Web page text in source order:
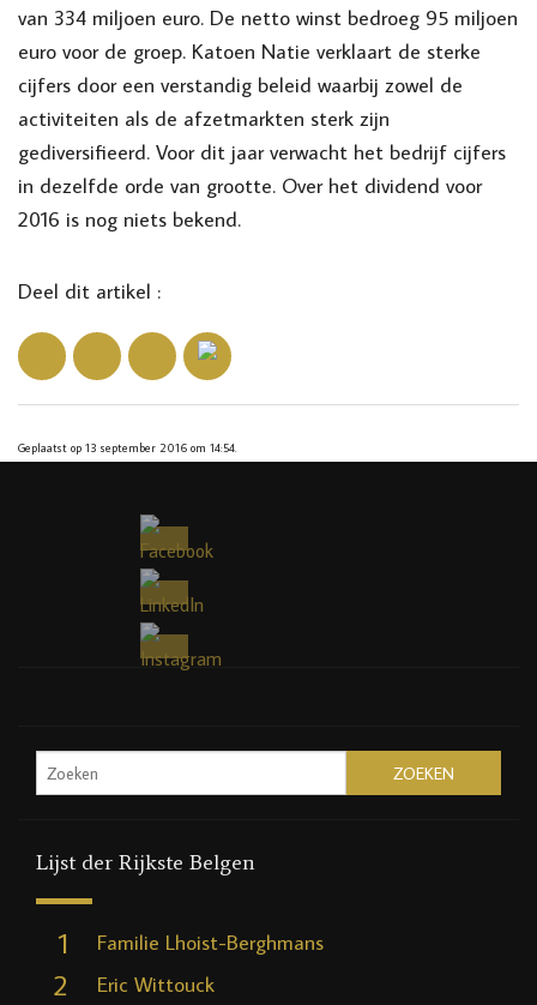
van 334 miljoen euro. De netto winst bedroeg 95 miljoen
euro voor de groep. Katoen Natie verklaart de sterke
cijfers door een verstandig beleid waarbij zowel de
activiteiten als de afzetmarkten sterk zijn
gediversifieerd. Voor dit jaar verwacht het bedrijf cijfers
in dezelfde orde van grootte. Over het dividend voor
2016 is nog niets bekend.
Deel dit artikel :
Geplaatst op 13 september 2016 om 14:54.
Lijst der Rijkste Belgen
1 Familie Lhoist-Berghmans
2 Eric Wittouck